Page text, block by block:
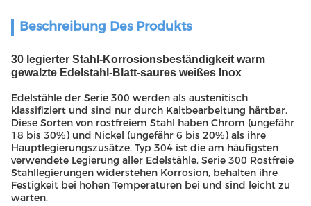
Beschreibung Des Produkts
30 legierter Stahl-Korrosionsbeständigkeit warm
gewalzte Edelstahl-Blatt-saures weißes Inox
Edelstähle der Serie 300 werden als austenitisch
klassifiziert und sind nur durch Kaltbearbeitung härtbar.
Diese Sorten von rostfreiem Stahl haben Chrom (ungefähr
18 bis 30%) und Nickel (ungefähr 6 bis 20%) als ihre
Hauptlegierungszusätze. Typ 304 ist die am häufigsten
verwendete Legierung aller Edelstähle. Serie 300 Rostfreie
Stahllegierungen widerstehen Korrosion, behalten ihre
Festigkeit bei hohen Temperaturen bei und sind leicht zu
warten.